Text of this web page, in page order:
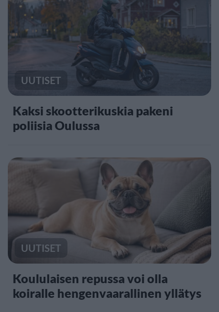
UUTISET
Kaksi skootterikuskia pakeni
poliisia Oulussa
UUTISET
Koululaisen repussa voi olla
koiralle hengenvaarallinen yllätys